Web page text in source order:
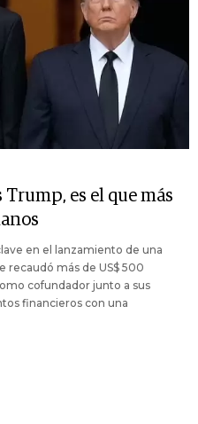
es el que más
en el lanzamiento de una
recaudó más de US$ 500
cofundador junto a sus
financieros con una